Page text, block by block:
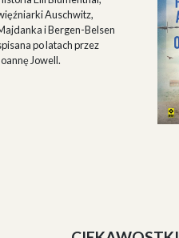
Auschwitz,
i Bergen-Belsen
po latach przez
Jowell.